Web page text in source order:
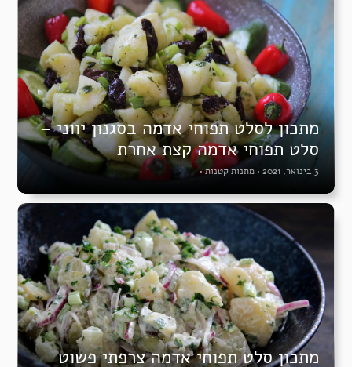
מתכון לסלט תפוחי אדמה בסגנון יווני –
סלט תפוחי אדמה קצת אחרת
3 בינואר, 2021 • מתנות קטנות•
מתכון סלט תפוחי אדמה צרפתי פשוט